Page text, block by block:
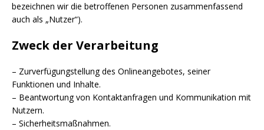
bezeichnen wir die betroffenen Personen zusammenfassend
auch als „Nutzer“).
Zweck der Verarbeitung
– Zurverfügungstellung des Onlineangebotes, seiner
Funktionen und Inhalte.
– Beantwortung von Kontaktanfragen und Kommunikation mit
Nutzern.
– Sicherheitsmaßnahmen.